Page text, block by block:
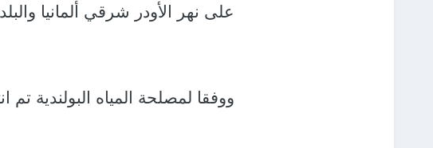
على نهر الأودر شرقي ألمانيا
ووفقا لمصلحة المياه البولندية